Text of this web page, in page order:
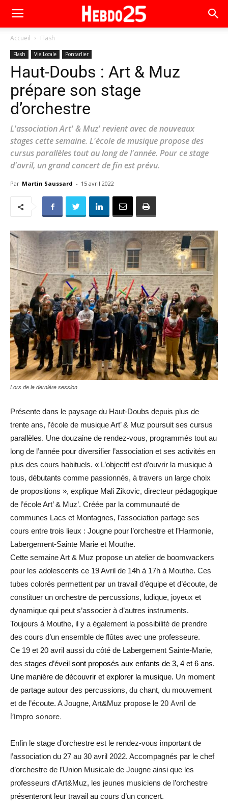
Accueil Flash
Flash Vie Locale Pontarlier
Haut-Doubs : Art & Muz
prépare son stage
d’orchestre
L'association Art' & Muz' revient avec de nouveaux
stages cette semaine. L'école de musique propose des
cursus parallèles tout au long de l'année. Pour ce stage
d'avril, un grand concert de fin est prévu.
Par Martin Saussard - 15 avril 2022
Lors de la dernière session
Présente dans le paysage du Haut-Doubs depuis plus de
trente ans, l’école de musique Art’ & Muz poursuit ses cursus
parallèles. Une douzaine de rendez-vous, programmés tout au
long de l’année pour diversifier l’association et ses activités en
plus des cours habituels. « L’objectif est d’ouvrir la musique à
tous, débutants comme passionnés, à travers un large choix
de propositions », explique Mali Zikovic, directeur pédagogique
de l’école Art’ & Muz’. Créée par la communauté de
communes Lacs et Montagnes, l’association partage ses
cours entre trois lieux : Jougne pour l’orchestre et l’Harmonie,
Labergement-Sainte Marie et Mouthe.
Cette semaine Art & Muz propose un atelier de boomwackers
pour les adolescents ce 19 Avril de 14h à 17h à Mouthe. Ces
tubes colorés permettent par un travail d’équipe et d’écoute, de
constituer un orchestre de percussions, ludique, joyeux et
dynamique qui peut s’associer à d’autres instruments.
Toujours à Mouthe, il y a également la possibilité de prendre
des cours d’un ensemble de flûtes avec une professeure.
Ce 19 et 20 avril aussi du côté de Labergement Sainte-Marie,
des stages d’éveil sont proposés aux enfants de 3, 4 et 6 ans.
Une manière de découvrir et explorer la musique. Un moment
de partage autour des percussions, du chant, du mouvement
et de l’écoute. A Jougne, Art&Muz propose le 20 Avril de
l’impro sonore.
Enfin le stage d’orchestre est le rendez-vous important de
l’association du 27 au 30 avril 2022. Accompagnés par le chef
d’orchestre de l’Union Musicale de Jougne ainsi que les
professeurs d’Art&Muz, les jeunes musiciens de l’orchestre
présenteront leur travail au cours d’un concert.